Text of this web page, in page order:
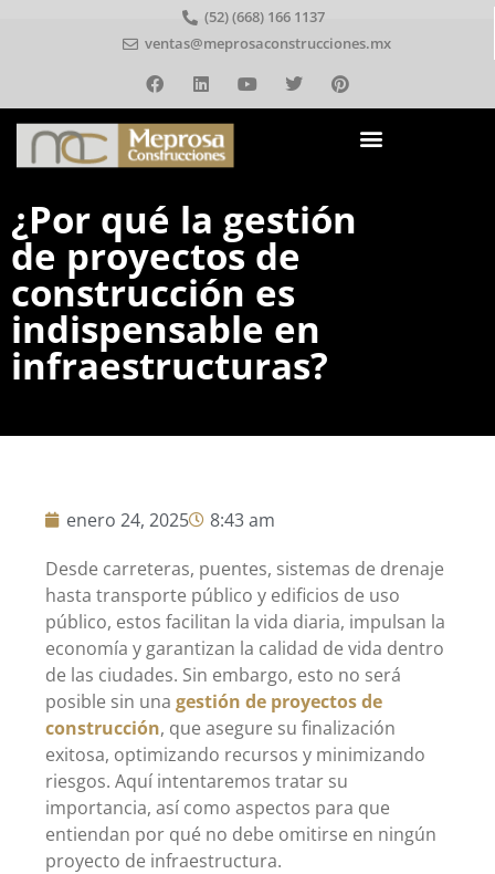
(52) (668) 166 1137
ventas@meprosaconstrucciones.mx
¿Por qué la gestión
de proyectos de
construcción es
indispensable en
infraestructuras?
enero 24, 2025
8:43 am
Desde carreteras, puentes, sistemas de drenaje
hasta transporte público y edificios de uso
público, estos facilitan la vida diaria, impulsan la
economía y garantizan la calidad de vida dentro
de las ciudades. Sin embargo, esto no será
posible sin una gestión de proyectos de
construcción, que asegure su finalización
exitosa, optimizando recursos y minimizando
riesgos. Aquí intentaremos tratar su
importancia, así como aspectos para que
entiendan por qué no debe omitirse en ningún
proyecto de infraestructura.